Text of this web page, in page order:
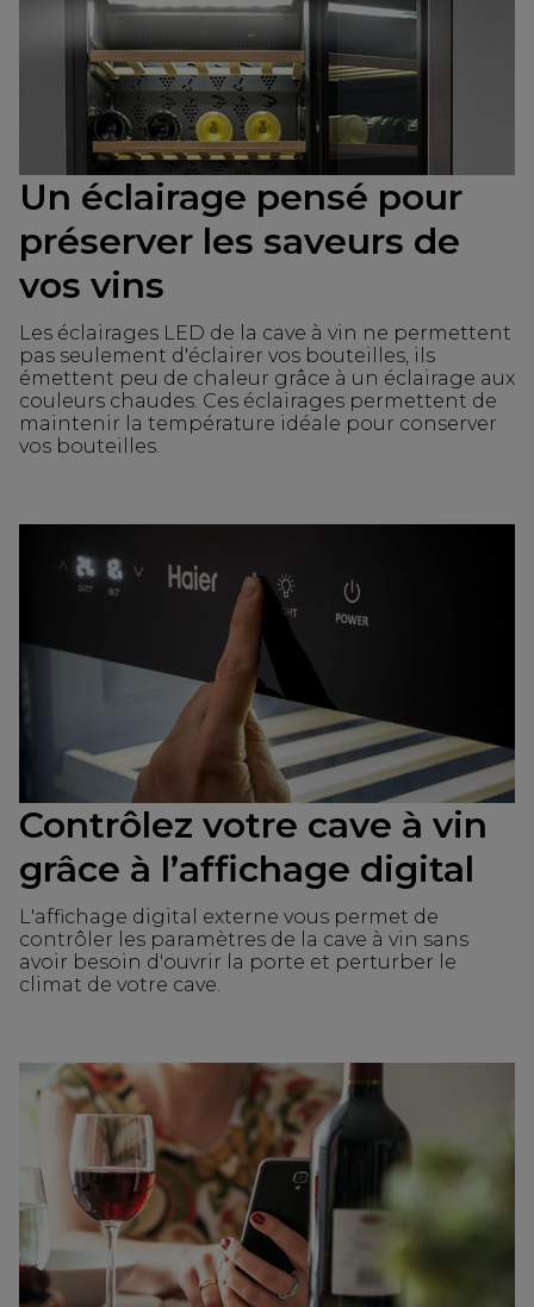
Un éclairage pensé pour
préserver les saveurs de
vos vins
Les éclairages LED de la cave à vin ne permettent
pas seulement d'éclairer vos bouteilles, ils
émettent peu de chaleur grâce à un éclairage aux
couleurs chaudes. Ces éclairages permettent de
maintenir la température idéale pour conserver
vos bouteilles.
Contrôlez votre cave à vin
grâce à l’affichage digital
L'affichage digital externe vous permet de
contrôler les paramètres de la cave à vin sans
avoir besoin d'ouvrir la porte et perturber le
climat de votre cave.